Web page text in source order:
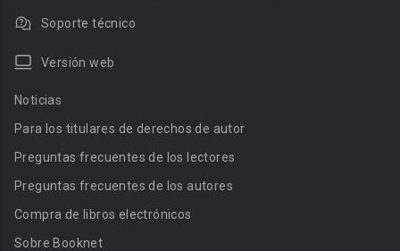
Soporte técnico
Versión web
Noticias
Para los titulares de derechos de autor
Preguntas frecuentes de los lectores
Preguntas frecuentes de los autores
Compra de libros electrónicos
Sobre Booknet